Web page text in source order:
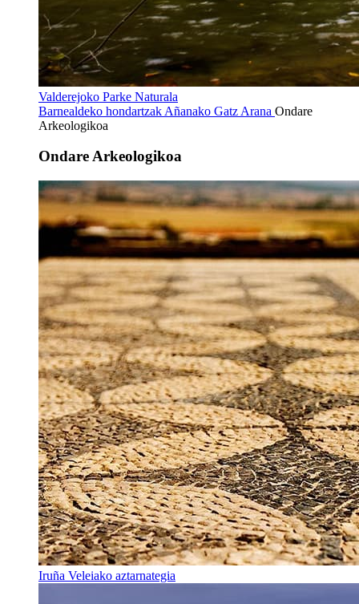
Valderejoko Parke Naturala
Barnealdeko hondartzak Añanako Gatz Arana Ondare
Arkeologikoa
Ondare Arkeologikoa
Iruña Veleiako aztarnategia